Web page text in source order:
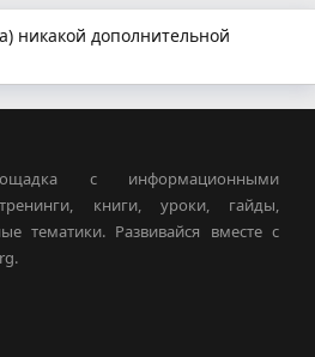
никакой дополнительной
с информационными
книги, уроки, гайды,
тематики. Развивайся вместе с